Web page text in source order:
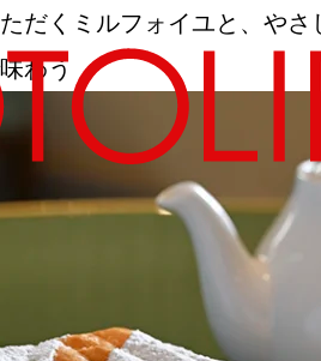
だくミルフォイユと、や
わう